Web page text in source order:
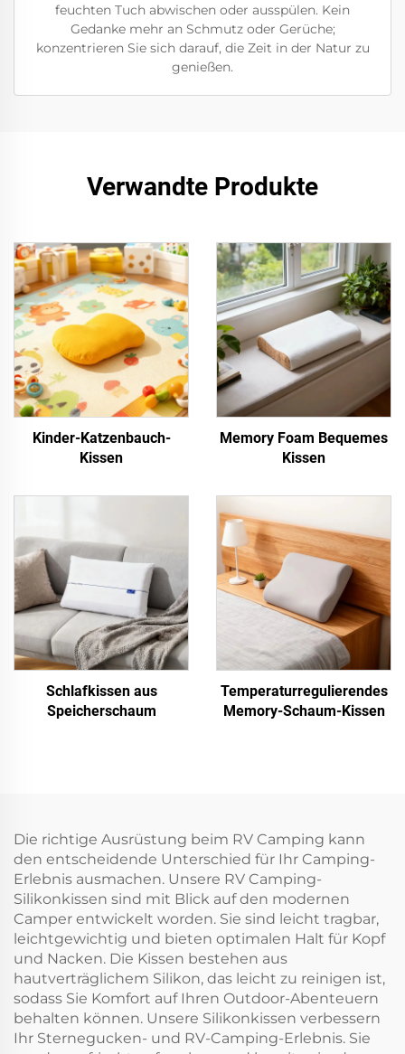
feuchten Tuch abwischen oder ausspülen. Kein
Gedanke mehr an Schmutz oder Gerüche;
konzentrieren Sie sich darauf, die Zeit in der Natur zu
genießen.
Verwandte Produkte
Kinder-Katzenbauch-
Kissen
Memory Foam Bequemes
Kissen
Schlafkissen aus
Speicherschaum
Temperaturregulierendes
Memory-Schaum-Kissen
Die richtige Ausrüstung beim RV Camping kann
den entscheidende Unterschied für Ihr Camping-
Erlebnis ausmachen. Unsere RV Camping-
Silikonkissen sind mit Blick auf den modernen
Camper entwickelt worden. Sie sind leicht tragbar,
leichtgewichtig und bieten optimalen Halt für Kopf
und Nacken. Die Kissen bestehen aus
hautverträglichem Silikon, das leicht zu reinigen ist,
sodass Sie Komfort auf Ihren Outdoor-Abenteuern
behalten können. Unsere Silikonkissen verbessern
Ihr Sternegucken- und RV-Camping-Erlebnis. Sie